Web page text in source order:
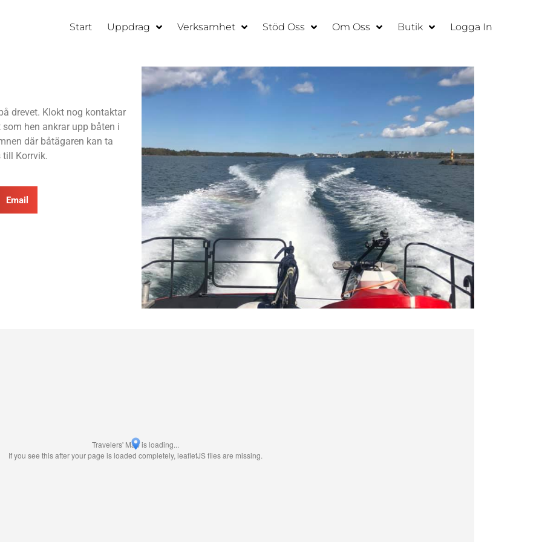
Start Uppdrag Verksamhet Stöd Oss Om Oss Butik Logga In
drevet. Klokt nog kontaktar
hen ankrar upp båten i
där båtägaren kan ta
Korrvik.
Email
Travelers' Map is loading...
If you see this after your page is loaded completely, leafletJS files are missing.